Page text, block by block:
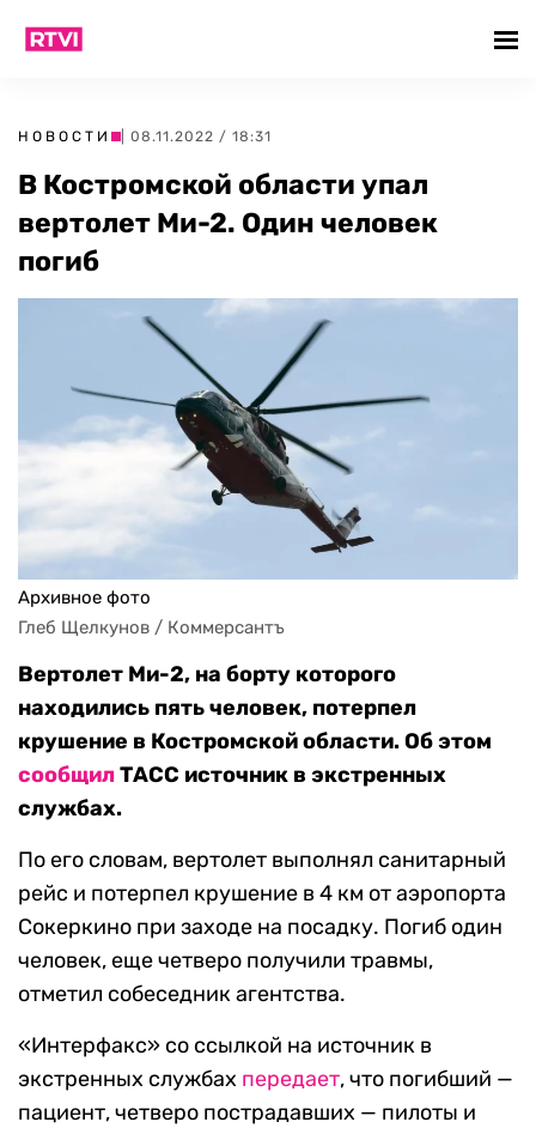
НОВОСТИ | 08.11.2022 / 18:31
В Костромской области упал
вертолет Ми-2. Один человек
погиб
Архивное фото
Глеб Щелкунов / Коммерсантъ
Вертолет Ми-2, на борту которого
находились пять человек, потерпел
крушение в Костромской области. Об этом
сообщилТАСС источник в экстренных
службах.
По его словам, вертолет выполнял санитарный
рейс и потерпел крушение в 4 км от аэропорта
Сокеркино при заходе на посадку. Погиб один
человек, еще четверо получили травмы,
отметил собеседник агентства.
«Интерфакс» со ссылкой на источник в
экстренных службах передает, что погибший —
пациент, четверо пострадавших — пилоты и